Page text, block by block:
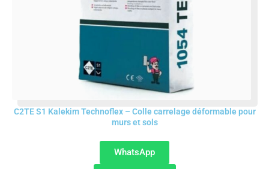
C2TE S1 Kalekim Technoflex – Colle carrelage déformable pour
murs et sols
WhatsApp